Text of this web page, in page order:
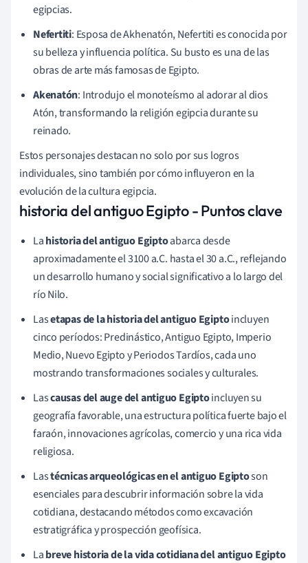
egipcias.
Nefertiti: Esposa de Akhenatón, Nefertiti es conocida por
su belleza y influencia política. Su busto es una de las
obras de arte más famosas de Egipto.
Akenatón: Introdujo el monoteísmo al adorar al dios
Atón, transformando la religión egipcia durante su
reinado.
Estos personajes destacan no solo por sus logros
individuales, sino también por cómo influyeron en la
evolución de la cultura egipcia.
historia del antiguo Egipto - Puntos clave
Lahistoria del antiguo Egiptoabarca desde
aproximadamente el 3100 a.C. hasta el 30 a.C., reflejando
un desarrollo humano y social significativo a lo largo del
río Nilo.
Lasetapas de la historia del antiguo Egiptoincluyen
cinco períodos: Predinástico, Antiguo Egipto, Imperio
Medio, Nuevo Egipto y Periodos Tardíos, cada uno
mostrando transformaciones sociales y culturales.
Lascausas del auge del antiguo Egiptoincluyen su
geografía favorable, una estructura política fuerte bajo el
faraón, innovaciones agrícolas, comercio y una rica vida
religiosa.
Lastécnicas arqueológicas en el antiguo Egiptoson
esenciales para descubrir información sobre la vida
cotidiana, destacando métodos como excavación
estratigráfica y prospección geofísica.
Labreve historia de la vida cotidiana del antiguo Egipto